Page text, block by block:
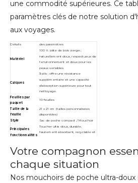
une commodité supérieures. Ce
paramètres clés de notre solution
aux voyages.
Détails des paramètres
Matériel
100 % pâte de bois vierge ;
naturellement doux, respectueux de
l’environnement et doux pour les
peaux sensibles.
Calques
3 plis ; offre une résistance
supplémentaire et une capacité
d'absorption supérieure pour tout
nettoyage.
Feuilles par
paquet
10 feuilles
Taille de la
feuille
21 x 21 cm (tailles personnalisées
disponibles)
Style Sac de poche compact / Mouchoir
Principales
fonctionnalités
Toucher ultra doux, durable,
hautement absorbant, recyclable et
Utilisation
recommandée
personnels quotidiens, l'usage
familial, les bureaux, les hôtels et les
Couleur
Blanc classique
Personnalisationbienvenus pour les logos, tailles et
Votre compagnon
chaque situation
Nos mouchoirs de poche ultra-doux